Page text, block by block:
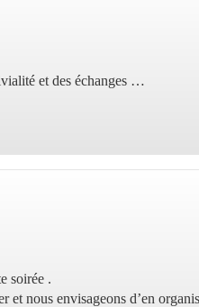
et des échanges …
soirée .
et nous envisageons d’en